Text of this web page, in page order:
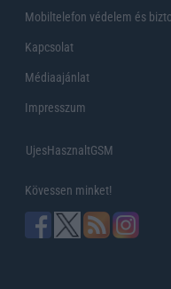
Mobiltelefon védelem és
Kapcsolat
Médiaajánlat
Impresszum
UjesHasznaltGSM
Kövessen minket!